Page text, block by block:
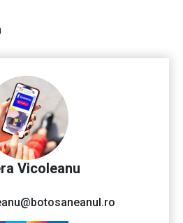
Vicoleanu